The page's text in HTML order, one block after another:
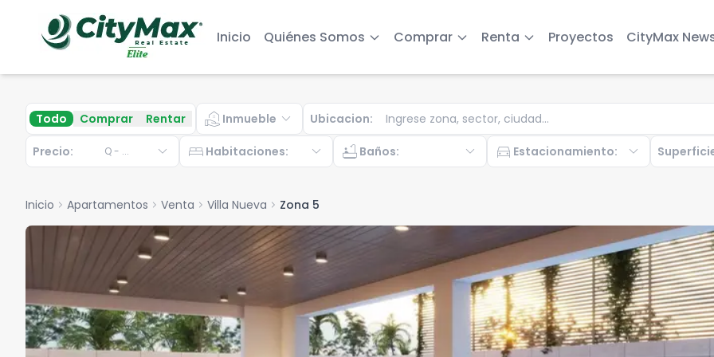
Inicio Quiénes Somos Comprar Renta Proyectos CityMax
Todo Comprar Rentar real_estate_agent Inmueble expand_more Ubicacion:
Precio: Q - ... expand_more bed Habitaciones: expand_more bathtub Baños: expand_more directions_car Estacionamiento: expand_more
Inicio chevron_right Apartamentos chevron_right Venta chevron_right Villa Nueva chevron_right Zona 5